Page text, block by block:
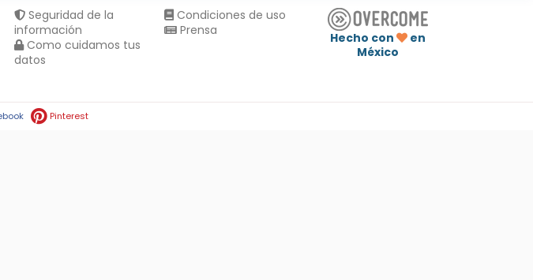
Seguridad de la
información
Como cuidamos tus
datos
Condiciones de uso
Prensa
Hecho con
en
México
Pinterest